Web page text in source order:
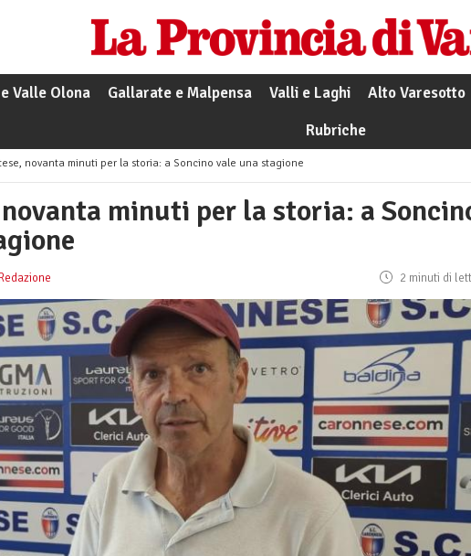
Valle Olona Gallarate e Malpensa Valli e Laghi Alto Varesotto
Rubriche
novanta minuti per la storia: a Soncino vale una stagione
minuti per la storia: a
Redazione 2 minuti di